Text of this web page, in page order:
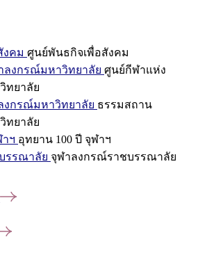
งคม ศูนย์พันธกิจเพื่อสังคม
ลงกรณ์มหาวิทยาลัย ศูนย์กีฬาแห่ง
ทยาลัย
งกรณ์มหาวิทยาลัย ธรรมสถาน
ทยาลัย
ฯ อุทยาน 100 ปี จุฬาฯ
รรณาลัย จุฬาลงกรณ์ราชบรรณาลัย